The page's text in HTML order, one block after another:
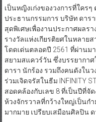
เป็นหญิงเก่งของวงการที่ใคร
ประธานกรรมการ บริษัท ดาร
สุดพิเศษเพื่องานประกาศผลรา
รางวัลแห่งเกียรติยศในหลาย
โดดเด่นตลอดปี 2561 ที่ผ่านม
สยามสแควร์วัน ซึ่งบรรยากา
ดารา นักร้อง รวมถึงคนดังในว
ร่วมเจิดจรัสในธีม INFINITY
สอดคล้องกับเลข 8 ที่เป็นปีที่จัด
ห้วงจักรวาลที่กว้างใหญ่เป็นก
มากมาย เปรียบเสมือนศิลปิน